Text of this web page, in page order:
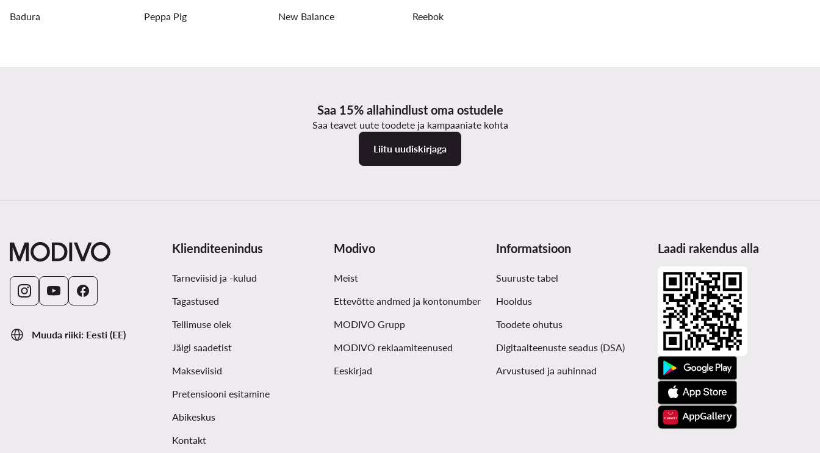
Badura
Peppa Pig New Balance Reebok
Saa 15% allahindlust oma ostudele
Saa teavet uute toodete ja kampaaniate kohta
Liitu uudiskirjaga
Muuda riiki: Eesti (EE)
Klienditeenindus
Tarneviisid ja -kulud
Tagastused
Tellimuse olek
Jälgi saadetist
Makseviisid
Pretensiooni esitamine
Abikeskus
Kontakt
Modivo
Meist
Ettevõtte andmed ja kontonumber
MODIVO Grupp
MODIVO reklaamiteenused
Eeskirjad
Informatsioon
Suuruste tabel
Hooldus
Toodete ohutus
Digitaalteenuste seadus (DSA)
Arvustused ja auhinnad
Laadi rakendus alla